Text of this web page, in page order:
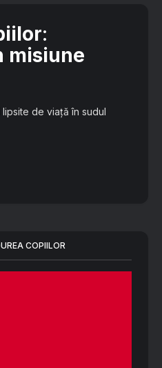
:
misiune
de viață în sudul
COPIILOR